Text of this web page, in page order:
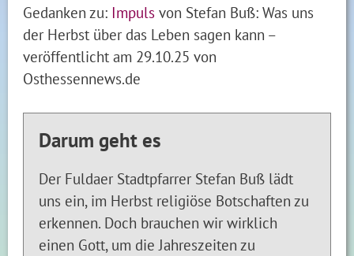
Gedanken zu: Impuls von Stefan Buß: Was uns
der Herbst über das Leben sagen kann –
veröffentlicht am 29.10.25 von
Osthessennews.de
Darum geht es
Der Fuldaer Stadtpfarrer Stefan Buß lädt
uns ein, im Herbst religiöse Botschaften zu
erkennen. Doch brauchen wir wirklich
einen Gott, um die Jahreszeiten zu